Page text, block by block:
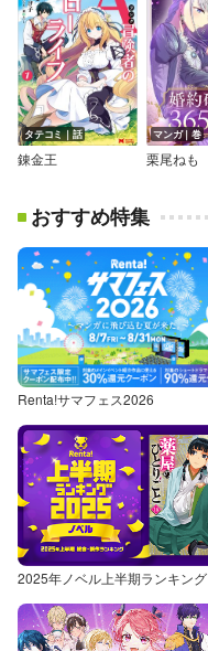
タテコミ｜話
錬金王
マンガ｜巻
栗尾ねも
おすすめ特集
Renta!サマフェス2026
2025年ノベル上半期ランキング